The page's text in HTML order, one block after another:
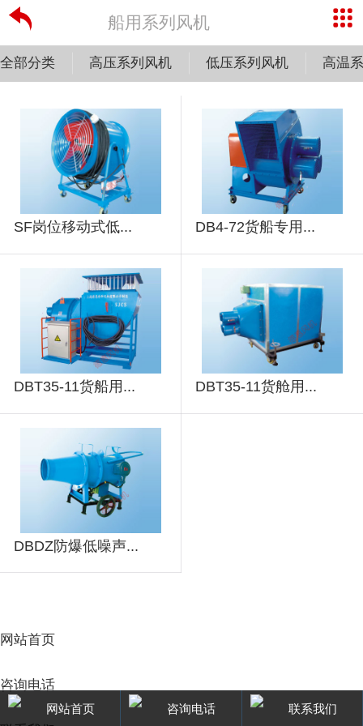
船用系列风机
全部分类 高压系列风机 低压系列风机 高温
SF岗位移动式低... DB4-72货船专用...
DBT35-11货船用... DBT35-11货舱用...
DBDZ防爆低噪声...
网站首页
咨询电话
网站首页 咨询电话 联系我们